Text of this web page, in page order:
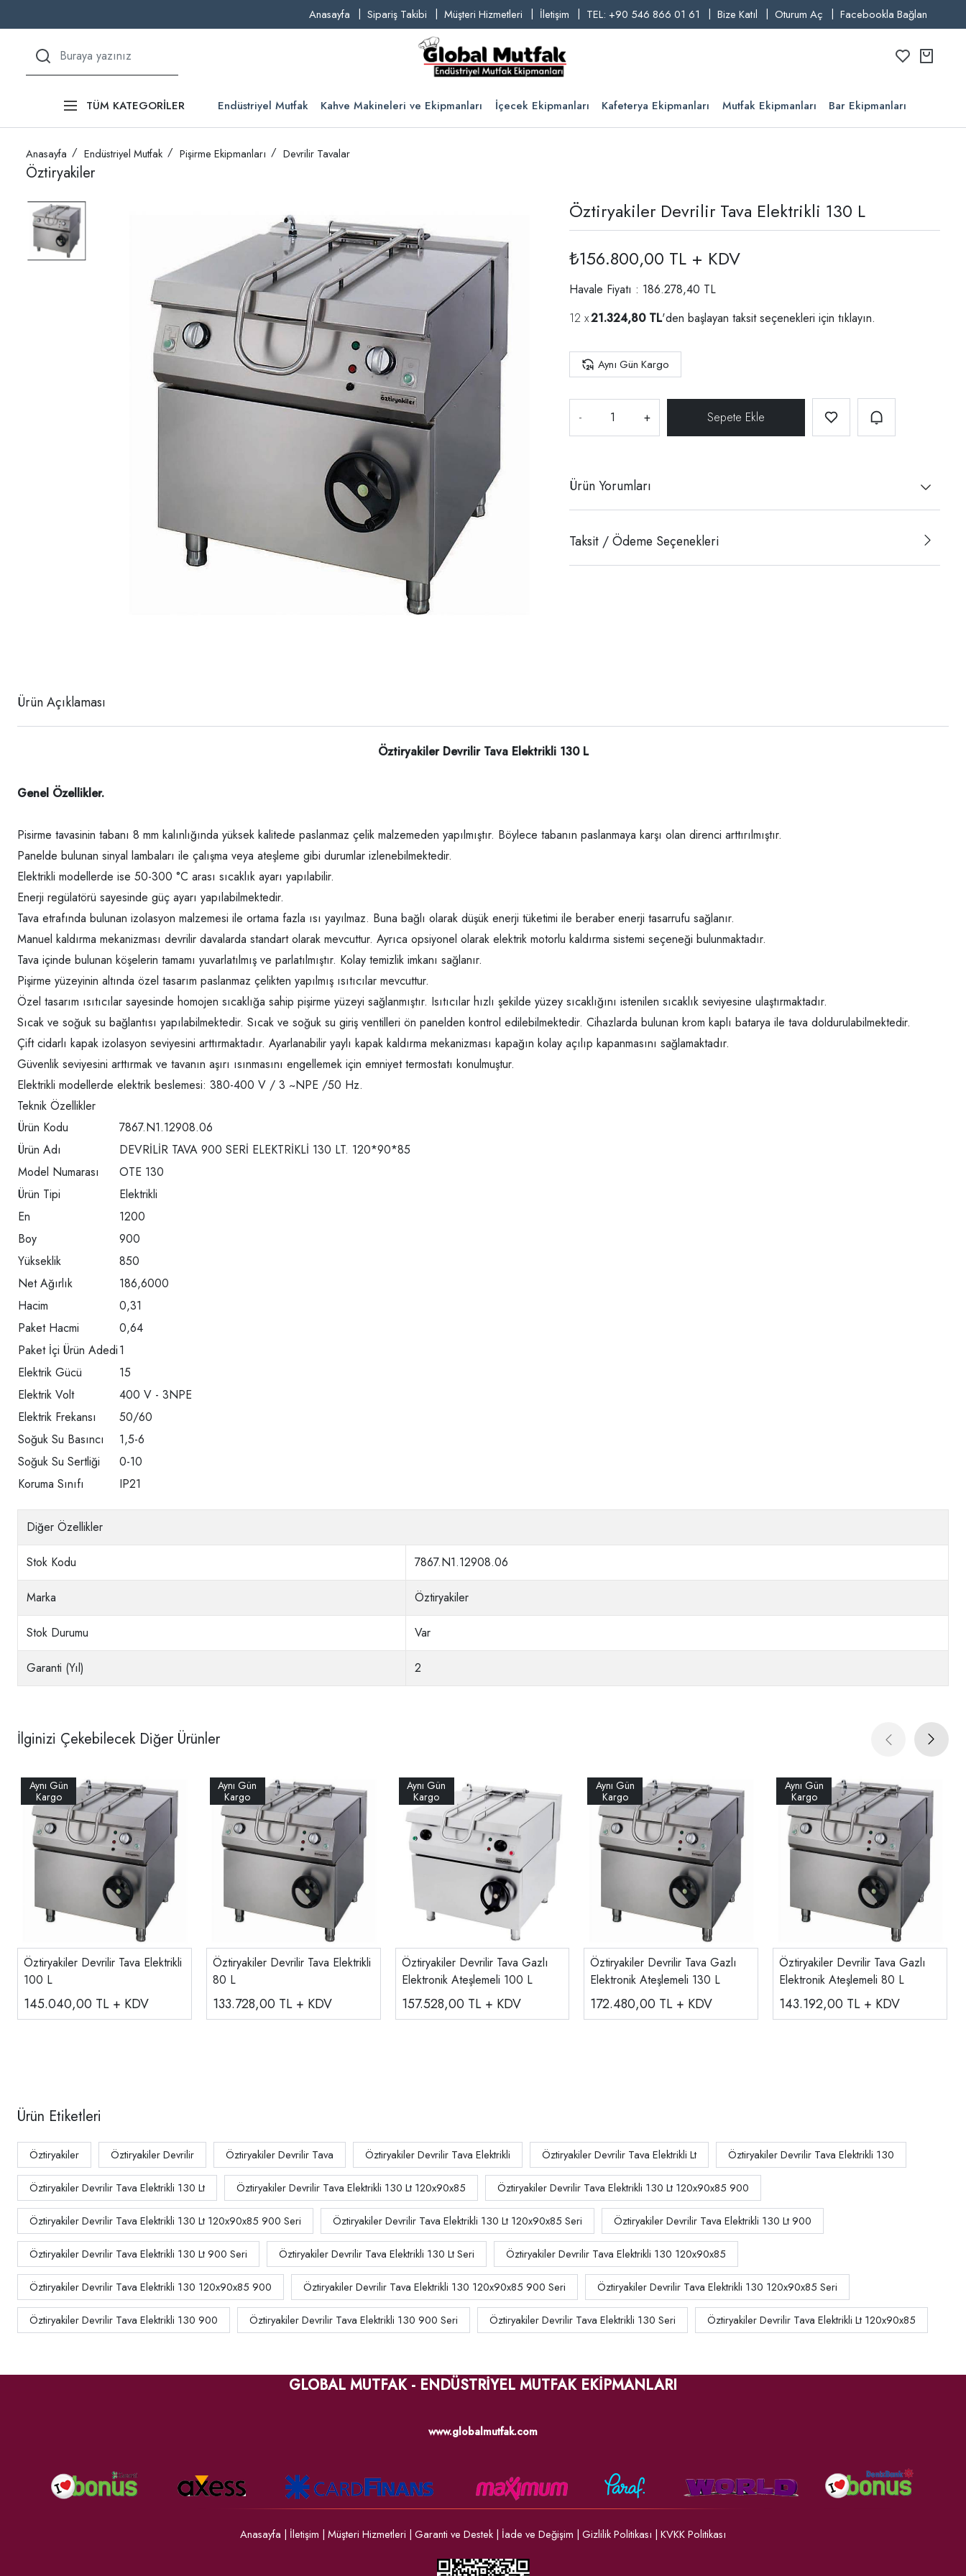
Anasayfa Sipariş Takibi Müşteri Hizmetleri İletişim TEL: +90 546 866 01 61 Bize Katıl Oturum Aç Facebookla Bağlan
TÜM KATEGORİLER Endüstriyel Mutfak Kahve Makineleri ve Ekipmanları İçecek Ekipmanları Kafeterya Ekipmanları Mutfak Ekipmanları Bar Ekipmanları
Anasayfa Endüstriyel Mutfak Pişirme Ekipmanları Devrilir Tavalar
Öztiryakiler
Öztiryakiler Devrilir Tava Elektrikli 130 L
₺156.800,00 TL + KDV
Havale Fiyatı : 186.278,40 TL
21.324,80 TL'den başlayan taksit seçenekleri için tıklayın.
Aynı Gün Kargo
- +
Ürün Yorumları
Taksit / Ödeme Seçenekleri
Ürün Açıklaması
Öztiryakiler Devrilir Tava Elektrikli 130 L
Genel Özellikler.
Pisirme tavasinin tabanı 8 mm kalınlığında yüksek kalitede paslanmaz çelik malzemeden yapılmıştır. Böylece tabanın paslanmaya karşı olan direnci arttırılmıştır.
Panelde bulunan sinyal lambaları ile çalışma veya ateşleme gibi durumlar izlenebilmektedir.
Elektrikli modellerde ise 50-300 °C arası sıcaklık ayarı yapılabilir.
Enerji regülatörü sayesinde güç ayarı yapılabilmektedir.
Tava etrafında bulunan izolasyon malzemesi ile ortama fazla ısı yayılmaz. Buna bağlı olarak düşük enerji tüketimi ile beraber enerji tasarrufu sağlanır.
Manuel kaldırma mekanizması devrilir davalarda standart olarak mevcuttur. Ayrıca opsiyonel olarak elektrik motorlu kaldırma sistemi seçeneği bulunmaktadır.
Tava içinde bulunan köşelerin tamamı yuvarlatılmış ve parlatılmıştır. Kolay temizlik imkanı sağlanır.
Pişirme yüzeyinin altında özel tasarım paslanmaz çelikten yapılmış ısıtıcılar mevcuttur.
Özel tasarım ısıtıcılar sayesinde homojen sıcaklığa sahip pişirme yüzeyi sağlanmıştır. Isıtıcılar hızlı şekilde yüzey sıcaklığını istenilen sıcaklık seviyesine ulaştırmaktadır.
Sıcak ve soğuk su bağlantısı yapılabilmektedir. Sıcak ve soğuk su giriş ventilleri ön panelden kontrol edilebilmektedir. Cihazlarda bulunan krom kaplı batarya ile tava doldurulabilmektedir.
Çift cidarlı kapak izolasyon seviyesini arttırmaktadır. Ayarlanabilir yaylı kapak kaldırma mekanizması kapağın kolay açılıp kapanmasını sağlamaktadır.
Güvenlik seviyesini arttırmak ve tavanın aşırı ısınmasını engellemek için emniyet termostatı konulmuştur.
Elektrikli modellerde elektrik beslemesi: 380-400 V / 3 ~NPE /50 Hz.
Teknik Özellikler
Ürün Kodu
7867.N1.12908.06
Ürün Adı
DEVRİLİR TAVA 900 SERİ ELEKTRİKLİ 130 LT. 120*90*85
Model Numarası
OTE 130
Ürün Tipi
Elektrikli
En
1200
Boy
900
Yükseklik
850
Net Ağırlık
186,6000
Hacim
0,31
Paket Hacmi
0,64
Paket İçi Ürün Adedi1
Elektrik Gücü
15
Elektrik Volt
400 V - 3NPE
Elektrik Frekansı
50/60
Soğuk Su Basıncı
1,5-6
Soğuk Su Sertliği
0-10
Koruma Sınıfı
IP21
Diğer Özellikler
Stok Kodu 7867.N1.12908.06
Marka Öztiryakiler
Stok Durumu Var
Garanti (Yıl) 2
İlginizi Çekebilecek Diğer Ürünler
Öztiryakiler Devrilir Tava Elektrikli
100 L
145.040,00 TL + KDV
Öztiryakiler Devrilir Tava Elektrikli
80 L
133.728,00 TL + KDV
Öztiryakiler Devrilir Tava Gazlı
Elektronik Ateşlemeli 100 L
157.528,00 TL + KDV
Öztiryakiler Devrilir Tava Gazlı
Elektronik Ateşlemeli 130 L
172.480,00 TL + KDV
Öztiryakiler Devrilir Tava Gazlı
Elektronik Ateşlemeli 80 L
143.192,00 TL + KDV
Ürün Etiketleri
Öztiryakiler Öztiryakiler Devrilir Öztiryakiler Devrilir Tava Öztiryakiler Devrilir Tava Elektrikli Öztiryakiler Devrilir Tava Elektrikli Lt Öztiryakiler Devrilir Tava Elektrikli 130
Öztiryakiler Devrilir Tava Elektrikli 130 Lt Öztiryakiler Devrilir Tava Elektrikli 130 Lt 120x90x85 Öztiryakiler Devrilir Tava Elektrikli 130 Lt 120x90x85 900
Öztiryakiler Devrilir Tava Elektrikli 130 Lt 120x90x85 900 Seri Öztiryakiler Devrilir Tava Elektrikli 130 Lt 120x90x85 Seri Öztiryakiler Devrilir Tava Elektrikli 130 Lt 900
Öztiryakiler Devrilir Tava Elektrikli 130 Lt 900 Seri Öztiryakiler Devrilir Tava Elektrikli 130 Lt Seri Öztiryakiler Devrilir Tava Elektrikli 130 120x90x85
Öztiryakiler Devrilir Tava Elektrikli 130 120x90x85 900 Öztiryakiler Devrilir Tava Elektrikli 130 120x90x85 900 Seri Öztiryakiler Devrilir Tava Elektrikli 130 120x90x85 Seri
Öztiryakiler Devrilir Tava Elektrikli 130 900 Öztiryakiler Devrilir Tava Elektrikli 130 900 Seri Öztiryakiler Devrilir Tava Elektrikli 130 Seri Öztiryakiler Devrilir Tava Elektrikli Lt 120x90x85
GLOBAL MUTFAK - ENDÜSTRİYEL MUTFAK EKİPMANLARI
www.globalmutfak.com
Anasayfa | İletişim | Müşteri Hizmetleri | Garanti ve Destek | İade ve Değişim | Gizlilik Politikası | KVKK Politikası